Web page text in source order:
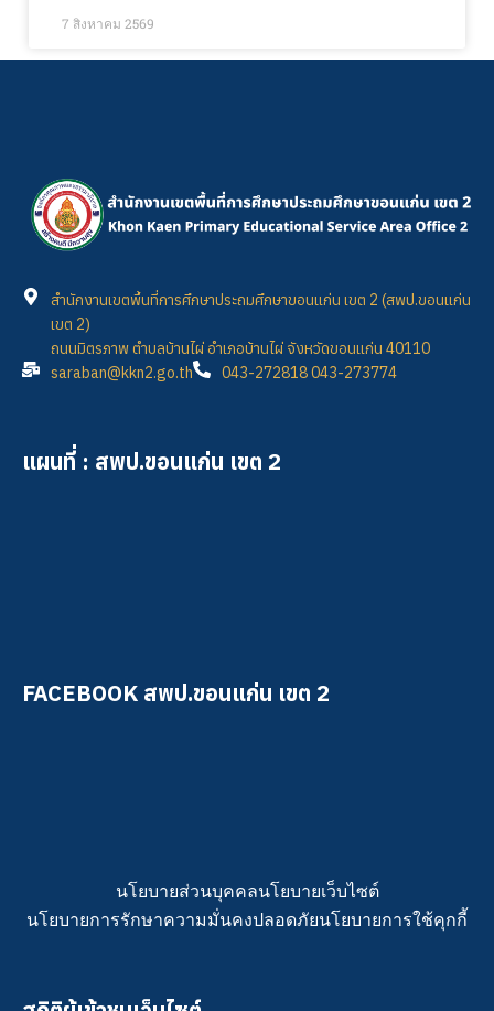
7 สิงหาคม 2569
สำนักงานเขตพื้นที่การศึกษาประถมศึกษาขอนแก่น เขต 2 (สพป.ขอนแก่น
เขต 2)
ถนนมิตรภาพ ตำบลบ้านไผ่ อำเภอบ้านไผ่ จังหวัดขอนแก่น 40110
saraban@kkn2.go.th
043-272818 043-273774
แผนที่ : สพป.ขอนแก่น เขต 2
FACEBOOK สพป.ขอนแก่น เขต 2
นโยบายส่วนบุคคลนโยบายเว็บไซต์
นโยบายการรักษาความมั่นคงปลอดภัยนโยบายการใช้คุกกี้